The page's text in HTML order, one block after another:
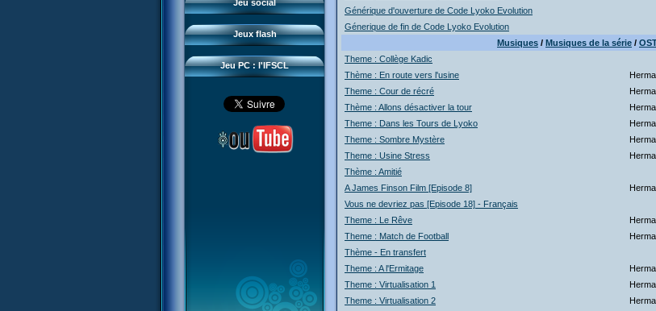
Jeu social
Jeux flash
Sector 2 Escape
Jeu PC : l'IFSCL
Téléchargements
Réseau IFSCL
Générique d'ouverture de Code Lyoko Evolution
Génerique de fin de Code Lyoko Evolution
Musiques / Musiques de la série /
Theme : Collège Kadic
Thème : En route vers l'usine
Theme : Cour de récré
Thème : Allons désactiver la tour
Theme : Dans les Tours de Lyoko
Theme : Sombre Mystère
Theme : Usine Stress
Thème : Amitié
A James Finson Film [Episode 8]
Vous ne devriez pas [Episode 18] - Français
Theme : Le Rêve
Theme : Match de Football
Thème - En transfert
Theme : A l'Ermitage
Theme : Virtualisation 1
Theme : Virtualisation 2